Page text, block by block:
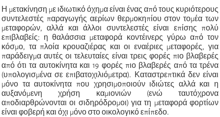
Η μετακίνηση με ιδιωτικό όχημα είναι ένας από τους κυριότερους
συντελεστές παραγωγής αερίων θερμοκηπίου στον τομέα των
μεταφορών, αλλά και άλλοι συντελεστές είναι επίσης πολύ
επιβλαβείς: η θαλάσσια μεταφορά κοντέινερς γύρω από τον
κόσμο, τα πλοία κρουαζιέρας και οι εναέριες μεταφορές, για
παράδειγμα αυτές οι τελευταίες είναι τρεις φορές πιο βλαβερές
από ότι τα αυτοκίνητα και 19 φορές πιο βλαβερές από τα τρένα
(υπολογισμένα σε επιβατοχιλιόμετρα). Καταστρεπτικά δεν είναι
μόνο τα αυτοκίνητα που χρησιμοποιούν ιδιώτες αλλά και η
αυξανόμενη χρήση καμιονιών (ενώ ταυτόχρονα
αποδιαρθρώνονται οι σιδηρόδρομοι) για τη μεταφορά φορτίων
είναι φοβερή και όχι μόνο στο οικολογικό επίπεδο.